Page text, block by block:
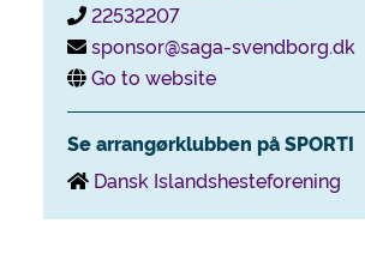
22532207
sponsor@saga-svendborg.dk
Go to website
Se arrangørklubben på SPORTI
Dansk Islandshesteforening